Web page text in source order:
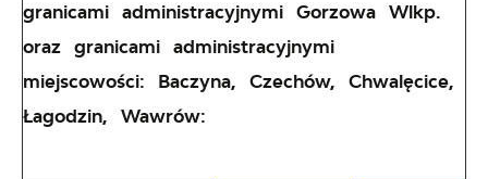
granicami administracyjnymi Gorzowa Wlkp.
oraz granicami administracyjnymi
miejscowości: Baczyna, Czechów, Chwalęcice,
Łagodzin, Wawrów: